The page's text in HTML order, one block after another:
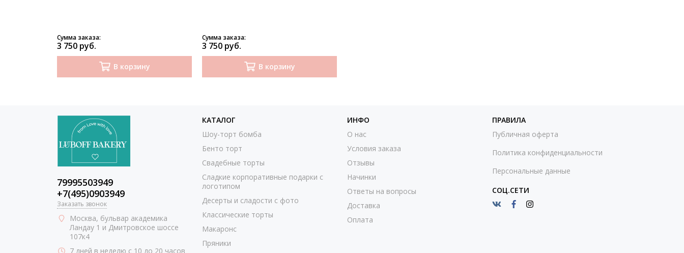
Сумма заказа:
3 750 руб.
В корзину
Сумма заказа:
3 750 руб.
В корзину
79995503949
+7(495)0903949
Заказать звонок
Москва, бульвар академика
Ландау 1 и Дмитровское шоссе
107к4
7 дней в неделю с 10 до 20 часов
КАТАЛОГ
Шоу-торт бомба
Бенто торт
Свадебные торты
Сладкие корпоративные подарки с
логотипом
Десерты и сладости с фото
Классические торты
Макаронс
Пряники
ИНФО
О нас
Условия заказа
Отзывы
Начинки
Ответы на вопросы
Доставка
Оплата
ПРАВИЛА
Публичная оферта
Политика конфиденциальности
Персональные данные
СОЦ.СЕТИ